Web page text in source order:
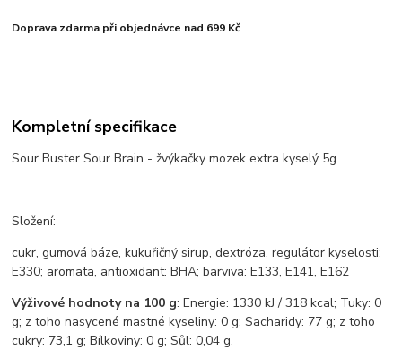
Doprava zdarma při objednávce nad 699 Kč
Kompletní specifikace
Sour Buster Sour Brain - žvýkačky mozek extra kyselý 5g
Složení:
cukr, gumová báze, kukuřičný sirup, dextróza, regulátor kyselosti:
E330; aromata, antioxidant: BHA; barviva: E133, E141, E162
Výživové hodnoty na 100 g: Energie: 1330 kJ / 318 kcal; Tuky: 0
g; z toho nasycené mastné kyseliny: 0 g; Sacharidy: 77 g; z toho
cukry: 73,1 g; Bílkoviny: 0 g; Sůl: 0,04 g.